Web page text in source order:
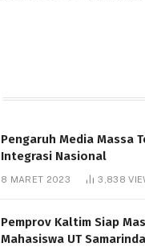
Pengaruh Media Massa
Integrasi Nasional
8 MARET 2023 3,838
Pemprov Kaltim Siap
Mahasiswa UT